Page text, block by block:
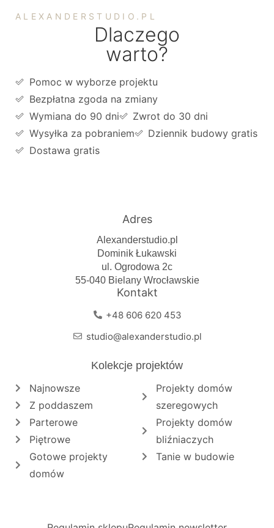
ALEXANDERSTUDIO.PL
Dlaczego
warto?
Pomoc w wyborze projektu
Bezpłatna zgoda na zmiany
Wymiana do 90 dni
Zwrot do 30 dni
Wysyłka za pobraniem
Dziennik budowy gratis
Dostawa gratis
Adres
Alexanderstudio.pl
Dominik Łukawski
ul. Ogrodowa 2c
55-040 Bielany Wrocławskie
Kontakt
+48 606 620 453
studio@alexanderstudio.pl
Kolekcje projektów
Najnowsze
Z poddaszem
Parterowe
Piętrowe
Gotowe projekty
domów
Projekty domów
szeregowych
Projekty domów
bliźniaczych
Tanie w budowie